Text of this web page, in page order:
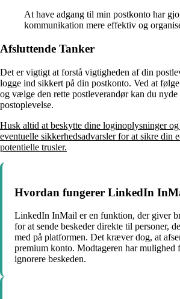
At have adgang til min postkonto har
kommunikation mere effektiv og
Afsluttende Tanker
Det er vigtigt at forstå vigtigheden af din
logge ind sikkert på din postkonto. Ved at
og vælge den rette postleverandør kan du
postoplevelse.
Husk altid at beskytte dine loginoplysninger
eventuelle sikkerhedsadvarsler for at sikre din
potentielle trusler.
Hvordan fungerer LinkedIn
LinkedIn InMail er en funktion, der giver
for at sende beskeder direkte til personer,
med på platformen. Det kræver dog, at
premium konto. Modtageren har mulighed
ignorere beskeden.